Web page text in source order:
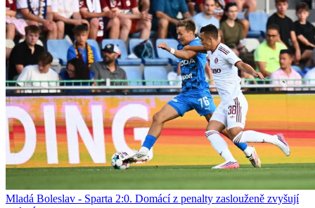
Mladá Boleslav - Sparta 2:0. Domácí z penalty zaslouženě zvyšují